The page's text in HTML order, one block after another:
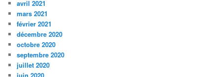
avril 2021
mars 2021
février 2021
décembre 2020
octobre 2020
septembre 2020
juillet 2020